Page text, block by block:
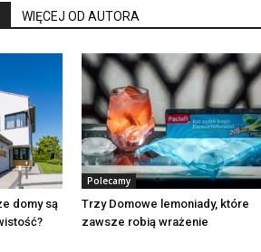
WIĘCEJ OD AUTORA
domy są
Polecamy
Trzy Domowe lemoniady, które
zawsze robią wrażenie